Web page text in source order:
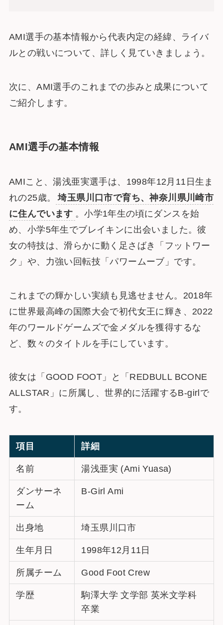
AMI選手の基本情報から代表内定の経緯、ライバ
ルとの戦いについて、詳しく見ていきましょう。
次に、AMI選手のこれまでの歩みと成果について
ご紹介します。
AMI選手の基本情報
AMIこと、湯浅亜実選手は、1998年12月11日生ま
れの25歳。
埼玉県川口市で育ち、神奈川県川崎市
に住んでいます 。小学1年生の頃にダンスを始
め、小学5年生でブレイキンに出会いました。彼
女の特技は、滑らかに動く足さばき「フットワー
ク」や、力強い回転技「パワームーブ」です。
これまでの輝かしい実績も見逃せません。2018年
に世界最高峰の国際大会で初代女王に輝き、2022
年のワールドゲームズで金メダルを獲得するな
ど、数々のタイトルを手にしています。
彼女は「GOOD FOOT」と「REDBULL BCONE
ALLSTAR」に所属し、世界的に活躍するB-girlで
す。
項目 詳細
名前 湯浅亜実 (Ami Yuasa)
ダンサーネ
ーム
B-Girl Ami
出身地 埼玉県川口市
生年月日 1998年12月11日
所属チーム Good Foot Crew
学歴
駒澤大学 文学部 英米文学科
卒業